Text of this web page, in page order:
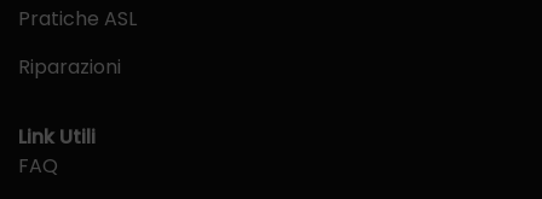
Pratiche ASL
Riparazioni
Link Utili
FAQ